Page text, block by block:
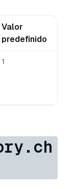
Valor
predefinido
1